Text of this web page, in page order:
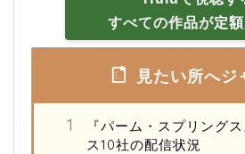
すべての作品が定
見たい所へジ
『パーム・スプリング
ス10社の配信状況